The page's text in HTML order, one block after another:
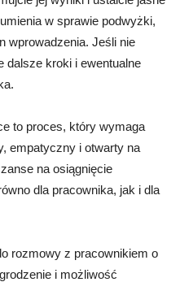
w sprawie podwyżki,
wprowadzenia. Jeśli nie
dalsze kroki i ewentualne
to proces, który wymaga
empatyczny i otwarty na
na osiągnięcie
dla pracownika, jak i dla
rozmowy z pracownikiem o
i możliwość